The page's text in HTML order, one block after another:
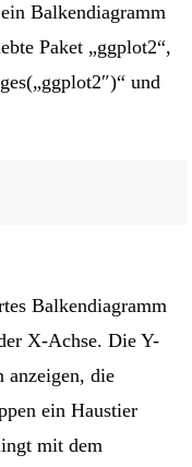
Balkendiagramm
Paket „ggplot2“,
und
Balkendiagramm
X-Achse. Die Y-
anzeigen, die
ein Haustier
mit dem